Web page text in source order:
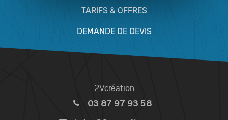
TARIFS & OFFRES
DEMANDE DE DEVIS
2Vcréation
03 87 97 93 58